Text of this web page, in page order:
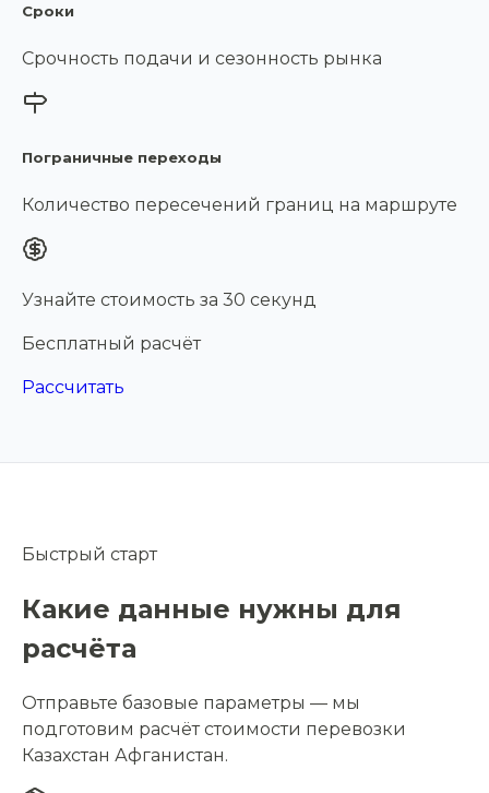
Сроки
Срочность подачи и сезонность рынка
Пограничные переходы
Количество пересечений границ на маршруте
Узнайте стоимость за 30 секунд
Бесплатный расчёт
Рассчитать
Быстрый старт
Какие данные нужны для
расчёта
Отправьте базовые параметры — мы
подготовим расчёт стоимости перевозки
Казахстан Афганистан.